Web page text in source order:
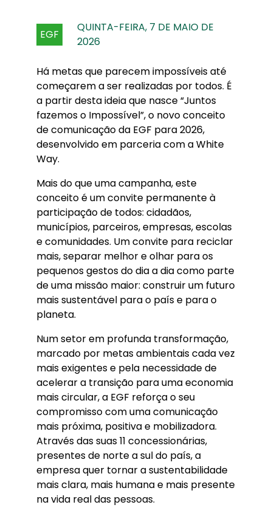
EGF
QUINTA-FEIRA, 7 DE MAIO DE
2026
Há metas que parecem impossíveis até
começarem a ser realizadas por todos. É
a partir desta ideia que nasce “Juntos
fazemos o Impossível”, o novo conceito
de comunicação da EGF para 2026,
desenvolvido em parceria com a White
Way.
Mais do que uma campanha, este
conceito é um convite permanente à
participação de todos: cidadãos,
municípios, parceiros, empresas, escolas
e comunidades. Um convite para reciclar
mais, separar melhor e olhar para os
pequenos gestos do dia a dia como parte
de uma missão maior: construir um futuro
mais sustentável para o país e para o
planeta.
Num setor em profunda transformação,
marcado por metas ambientais cada vez
mais exigentes e pela necessidade de
acelerar a transição para uma economia
mais circular, a EGF reforça o seu
compromisso com uma comunicação
mais próxima, positiva e mobilizadora.
Através das suas 11 concessionárias,
presentes de norte a sul do país, a
empresa quer tornar a sustentabilidade
mais clara, mais humana e mais presente
na vida real das pessoas.